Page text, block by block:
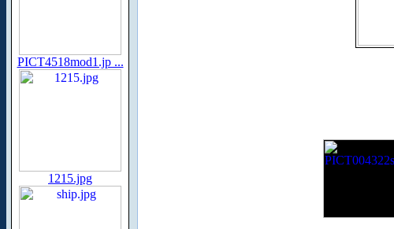
PICT4518mod1.jp ...
1215.jpg